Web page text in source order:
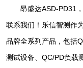
昂盛达ASD-PD31
联系我们！乐信智测作
品牌全系列产品，包括
测试设备、QC/PD负载